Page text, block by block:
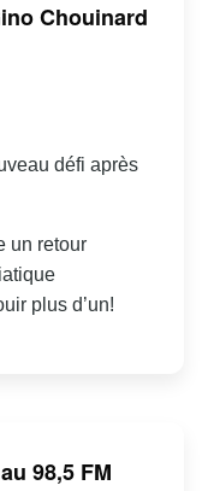
Chouinard
défi après
un retour
plus d’un!
98,5 FM